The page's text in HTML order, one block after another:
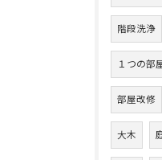
階段洗浄
１つの部
部屋改修
大木